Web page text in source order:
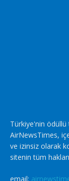
Türkiye'nin ödüllü
AirNewsTimes,
ve izinsiz olarak
sitenin tüm hakları
email: